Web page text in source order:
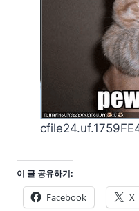
이 글 공유하기:
Facebook X